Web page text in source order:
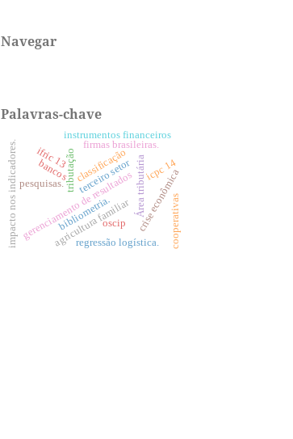
Navegar
Palavras-chave
classificação Área tributária
tributação
gerenciamento de resultados
firmas brasileiras.
agricultura familiar
bibliometria.
bancos crise econômica
impacto nos indicadores.
instrumentos financeiros
pesquisas. terceiro setor
oscip
ifric 13 icpc 14
cooperativas
regressão logística.